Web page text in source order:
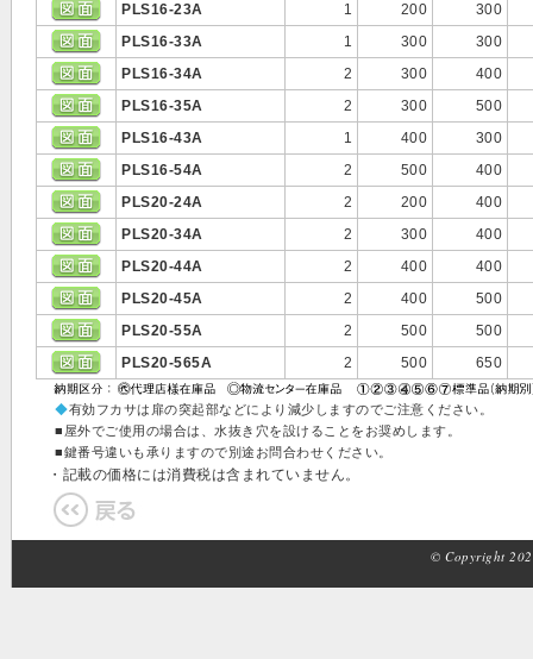
PLS16-23A
1 200
300
PLS16-33A
1 300
300
PLS16-34A
2 300
400
PLS16-35A
2 300
500
PLS16-43A
1 400
300
PLS16-54A
2 500
400
PLS20-24A
2 200
400
PLS20-34A
2 300
400
PLS20-44A
2 400
400
PLS20-45A
2 400
500
PLS20-55A
2 500
500
PLS20-565A
2 500 650
◆有効フカサは扉の突起部などにより減少しますのでご注意ください。
■屋外でご使用の場合は、水抜き穴を設けることをお奨めします。
■鍵番号違いも承りますので別途お問合わせください。
・記載の価格には消費税は含まれていません。
© Copyright